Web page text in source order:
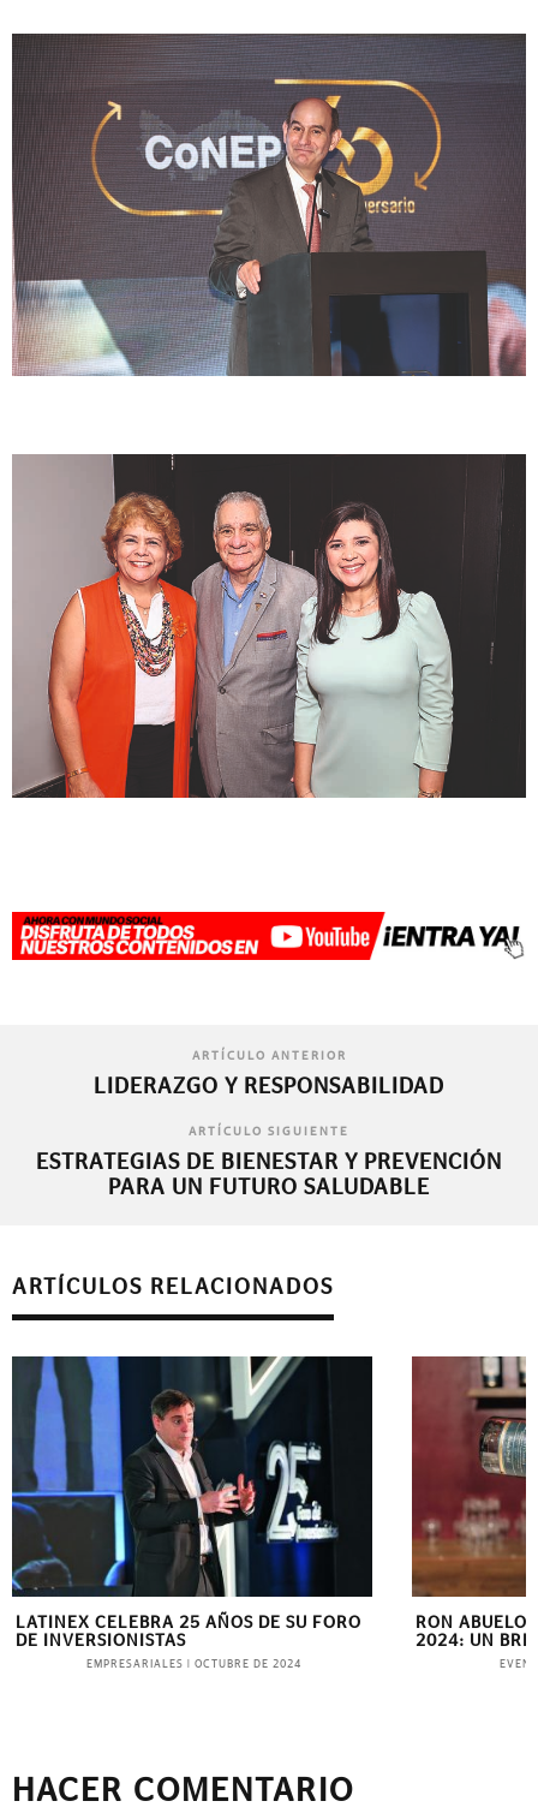
ARTÍCULO ANTERIOR
LIDERAZGO Y RESPONSABILIDAD
ARTÍCULO SIGUIENTE
ESTRATEGIAS DE BIENESTAR Y PREVENCIÓN
PARA UN FUTURO SALUDABLE
ARTÍCULOS RELACIONADOS
LATINEX CELEBRA 25 AÑOS DE SU FORO
DE INVERSIONISTAS
EMPRESARIALES OCTUBRE DE 2024
RON ABUELO
2024: UN
HACER COMENTARIO